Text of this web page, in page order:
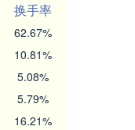
换手率
62.67%
10.81%
5.08%
5.79%
16.21%